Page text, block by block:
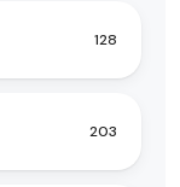
128
203